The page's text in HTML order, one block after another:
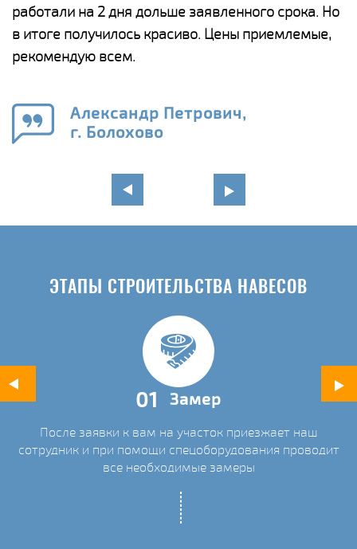
работали на 2 дня дольше заявленного срока. Но
в итоге получилось красиво. Цены приемлемые,
рекомендую всем.
Александр Петрович,
г. Болохово
ЭТАПЫ СТРОИТЕЛЬСТВА НАВЕСОВ
01 Замер
После заявки к вам на участок приезжает наш
сотрудник и при помощи спецоборудования проводит
все необходимые замеры